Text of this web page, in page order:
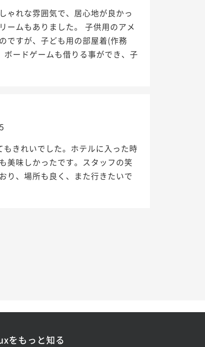
ゃれな雰囲気で、居心地が良かっ
ームもありました。 子供用のアメ
ですが、子ども用の部屋着(作務
ードゲームも借りる事ができ、子
5
きれいでした。ホテルに入った時
美味しかったです。スタッフの笑
り、場所も良く、また行きたいで
をもっと知る